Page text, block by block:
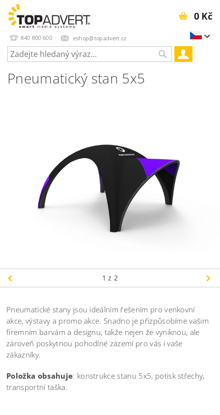
840 800 600 eshop@topadvert.cz
0 Kč
Pneumatický stan 5x5
1 z 2
Pneumatické stany jsou ideálním řešením pro venkovní
akce, výstavy a promo akce. Snadno je přizpůsobíme vašim
firemním barvám a designu, takže nejen že vyniknou, ale
zároveň poskytnou pohodlné zázemí pro vás i vaše
zákazníky.
Položka obsahuje: konstrukce stanu 5x5, potisk střechy,
transportní taška.